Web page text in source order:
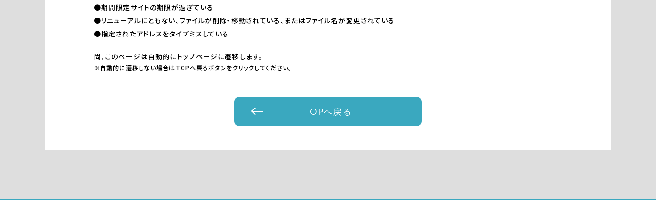
●期間限定サイトの期限が過ぎている
●リニューアルにともない、ファイルが削除・移動されている、またはファイル名が変更されている
●指定されたアドレスをタイプミスしている
尚、このページは自動的にトップページに遷移します。
※自動的に遷移しない場合はTOPへ戻るボタンをクリックしてください。
TOPへ戻る